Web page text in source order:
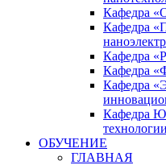
Кафедра
Кафедра
Кафедра
Кафедра
Кафедра
Кафедра
ОБУЧЕНИЕ
ГЛАВНАЯ